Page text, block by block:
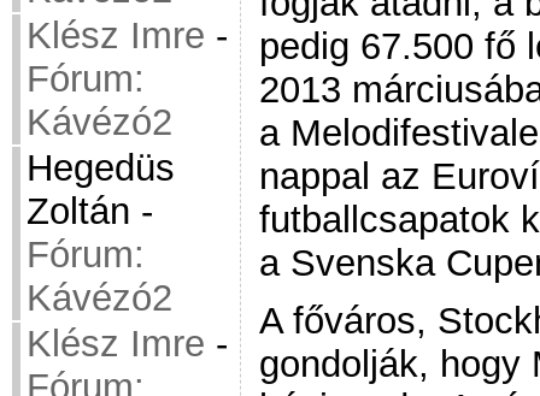
Klész Imre -
Fórum:
Kávézó2
Hegedüs
Zoltán -
Fórum:
Kávézó2
Klész Imre -
Fórum:
pedig 67.500 fő
2013
a
nappal az
futballcsapatok
a Svenska
A főváros,
gondolják, hogy